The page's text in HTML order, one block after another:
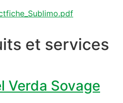
et services
Verda Sovage